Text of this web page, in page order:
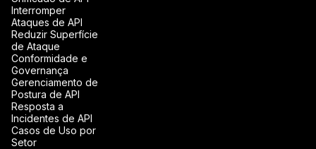
Interromper
Ataques de API
Reduzir Superfície
de Ataque
Conformidade e
Governança
Gerenciamento de
Postura de API
Resposta a
Incidentes de API
Casos de Uso por
Setor